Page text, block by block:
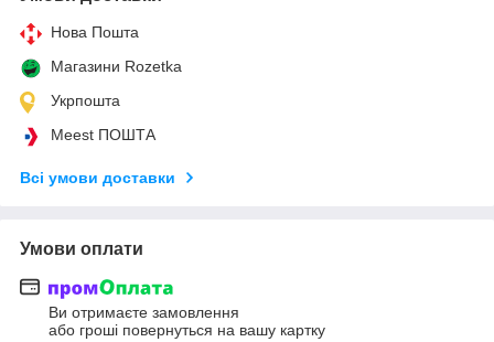
Нова Пошта
Магазини Rozetka
Укрпошта
Meest ПОШТА
Всі умови доставки
Умови оплати
Ви отримаєте замовлення
або гроші повернуться на вашу картку